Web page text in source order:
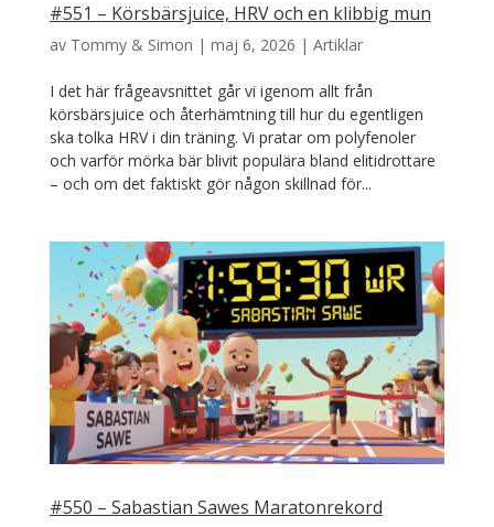
#551 – Körsbärsjuice, HRV och en klibbig mun
av Tommy & Simon | maj 6, 2026 | Artiklar
I det här frågeavsnittet går vi igenom allt från
körsbärsjuice och återhämtning till hur du egentligen
ska tolka HRV i din träning. Vi pratar om polyfenoler
och varför mörka bär blivit populära bland elitidrottare
– och om det faktiskt gör någon skillnad för...
#550 – Sabastian Sawes Maratonrekord